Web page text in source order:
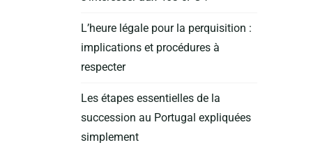
L’heure légale pour la perquisition :
implications et procédures à
respecter
Les étapes essentielles de la
succession au Portugal expliquées
simplement